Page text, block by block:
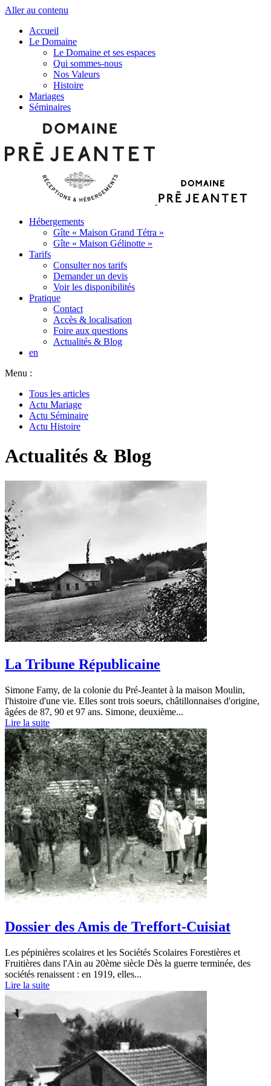
Aller au contenu
Accueil
Le Domaine
Le Domaine et ses espaces
Qui sommes-nous
Nos Valeurs
Histoire
Mariages
Séminaires
Hébergements
Gîte « Maison Grand Tétra »
Gîte « Maison Gélinotte »
Tarifs
Consulter nos tarifs
Demander un devis
Voir les disponibilités
Pratique
Contact
Accès & localisation
Foire aux questions
Actualités & Blog
en
Menu :
Tous les articles
Actu Mariage
Actu Séminaire
Actu Histoire
Actualités & Blog
La Tribune Républicaine
Simone Famy, de la colonie du Pré-Jeantet à la maison Moulin,
l'histoire d'une vie. Elles sont trois soeurs, châtillonnaises d'origine,
âgées de 87, 90 et 97 ans. Simone, deuxième...
Lire la suite
Dossier des Amis de Treffort-Cuisiat
Les pépinières scolaires et les Sociétés Scolaires Forestières et
Fruitières dans l'Ain au 20ème siècle Dès la guerre terminée, des
sociétés renaissent : en 1919, elles...
Lire la suite